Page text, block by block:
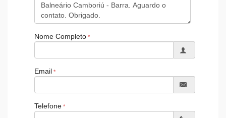
Quadra Esportiva
Espaço Gourmet
Medidores Individuais
Automação Predial
Câmeras de Segurança
Estar Social
Nome Completo
Email
Telefone